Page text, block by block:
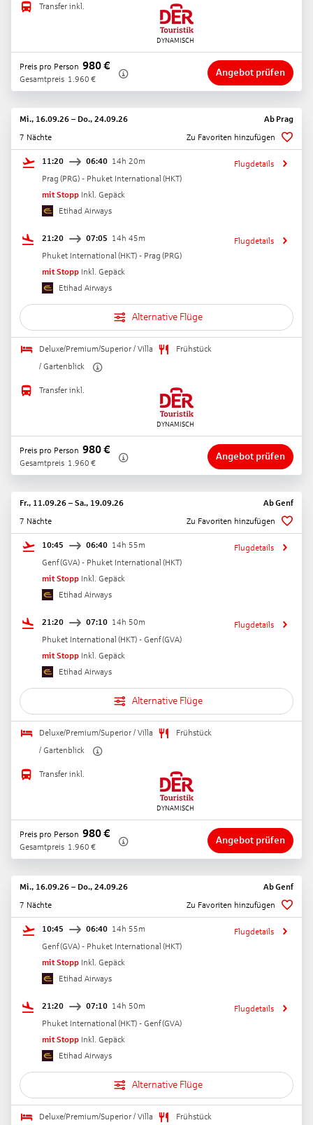
Transfer inkl.
Preis pro Person 980€
Gesamtpreis 1.960 €
Angebot prüfen
Mi., 16.09.26 – Do., 24.09.26 Ab Prag
7 Nächte
Zu Favoriten hinzufügen
11:20 06:40 14h 20m
Prag (PRG) - Phuket International (HKT)
mit Stopp Inkl. Gepäck
Etihad Airways
Flugdetails
21:20 07:05 14h 45m
Phuket International (HKT) - Prag (PRG)
mit Stopp Inkl. Gepäck
Etihad Airways
Flugdetails
Alternative Flüge
Deluxe/Premium/Superior / Villa
/ Gartenblick
Frühstück
Transfer inkl.
Preis pro Person 980€
Gesamtpreis 1.960 €
Angebot prüfen
Fr., 11.09.26 – Sa., 19.09.26 AbGenf
7 Nächte
Zu Favoriten hinzufügen
10:45 06:40 14h 55m
Genf(GVA) - Phuket International (HKT)
mit Stopp Inkl. Gepäck
Etihad Airways
Flugdetails
21:20 07:10 14h 50m
Phuket International (HKT) - Genf(GVA)
mit Stopp Inkl. Gepäck
Etihad Airways
Flugdetails
Alternative Flüge
Deluxe/Premium/Superior / Villa
/ Gartenblick
Frühstück
Transfer inkl.
Preis pro Person 980€
Gesamtpreis 1.960 €
Angebot prüfen
Mi., 16.09.26 – Do., 24.09.26 AbGenf
7 Nächte
Zu Favoriten hinzufügen
10:45 06:40 14h 55m
Genf(GVA) - Phuket International (HKT)
mit Stopp Inkl. Gepäck
Etihad Airways
Flugdetails
21:20 07:10 14h 50m
Phuket International (HKT) - Genf(GVA)
mit Stopp Inkl. Gepäck
Etihad Airways
Flugdetails
Alternative Flüge
Deluxe/Premium/Superior / Villa Frühstück